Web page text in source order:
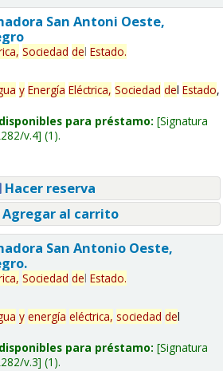
San Antoni Oeste,
Sociedad del Estado.
y Energía Eléctrica, Sociedad del Estado,
para préstamo: Signatura
v.4 (1).
Hacer reserva
Agregar al carrito
San Antonio Oeste,
Sociedad del Estado.
y energía eléctrica, sociedad del
para préstamo: Signatura
v.3 (1).